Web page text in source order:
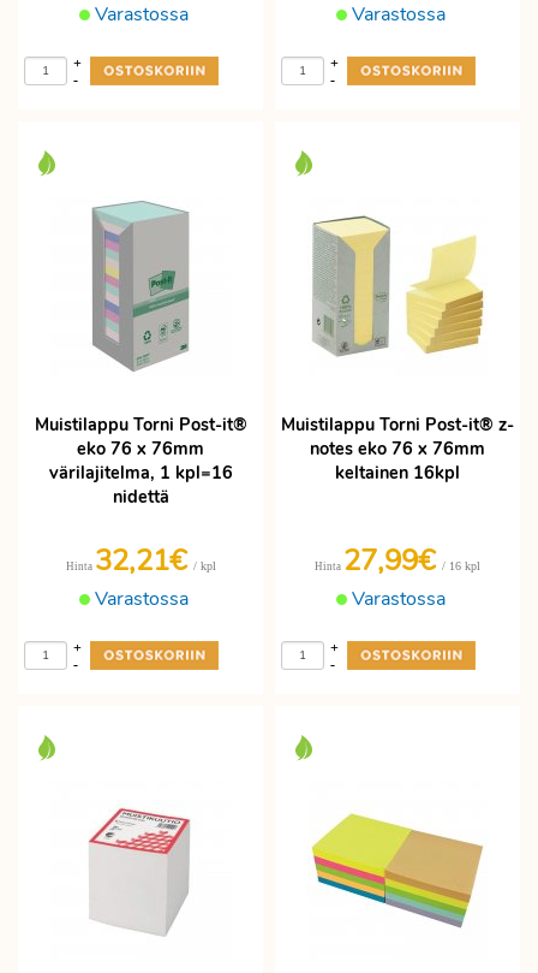
Varastossa
-
+
Varastossa
-
+
Muistilappu Torni Post-it®
eko 76 x 76mm
värilajitelma, 1 kpl=16
nidettä
Varastossa
Hinta 32,21€ / kpl
-
+
Muistilappu Torni Post-it® z-
notes eko 76 x 76mm
keltainen 16kpl
Varastossa
Hinta 27,99€ / 16 kpl
-
+